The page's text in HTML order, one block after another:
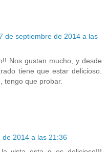
de septiembre de 2014 a las
Nos gustan mucho, y desde
tiene que estar delicioso.
tengo que probar.
2014 a las 21:36